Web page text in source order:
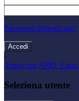
Password dimenticata?
-
Entra con SPID
Seleziona utente